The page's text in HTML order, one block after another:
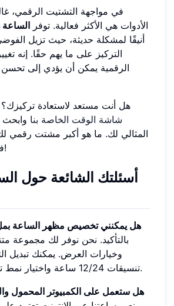
في مواجهة التشتيت الرقمي،
الأدوات هي الأكثر فعالية. توفر
أنيقًا لمشكلة حديثة، حيث تزيل
التركيز على ما يهم حقًا. إنه
الرقمية يمكن أن يؤدي إلى تحسن
هل أنت مستعد لاستعادة تركيزك؟
شاشة الوقت الخاصة بنا وابحث
المثالي لك. ما هو أكبر مشتت رقمي
في التعليقات أدناه!
أسئلتك الشائعة حول
هل يمكنني تخصيص مظهر الساعة
بالتأكيد. نحن نوفر لك مجموعة
وخيارات العرض. يمكنك تبديل
تنسيقات 12/24 ساعة واختيار نمط تجده جميلاً وعمليًا.
هل ستعمل على الكمبيوتر المحمول